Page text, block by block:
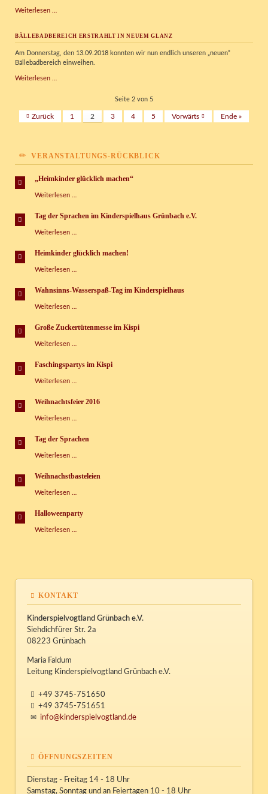
Weiterlesen …
Kinderspielhaus
BÄLLEBADBEREICH ERSTRAHLT IN NEUEM GLANZ
Am Donnerstag, den 13.09.2018 konnten wir nun endlich unseren „neuen“
Bällebadbereich einweihen.
Weiterlesen …
Glanz
Seite 2 von 5
Zurück 1 2 3 4 5 Vorwärts Ende »
VERANSTALTUNGS-RÜCKBLICK
„Heimkinder glücklich machen“
Weiterlesen …
machen“
Tag der Sprachen im Kinderspielhaus Grünbach e.V.
Weiterlesen …
Sprachen
Kinderspielhaus
e.V.
Heimkinder glücklich machen!
Weiterlesen …
machen!
Wahnsinns-Wasserspaß-Tag im Kinderspielhaus
Weiterlesen …
Tag
Kinderspielhaus
Große Zuckertütenmesse im Kispi
Weiterlesen …
im
Faschingspartys im Kispi
Weiterlesen …
Kispi
Weihnachtsfeier 2016
Weiterlesen …
Tag der Sprachen
Weiterlesen …
Sprachen
Weihnachstbasteleien
Weiterlesen …
Halloweenparty
Weiterlesen …
KONTAKT
Kinderspielvogtland Grünbach e.V.
Siehdichfürer Str. 2a
08223 Grünbach
Maria Faldum
Leitung Kinderspielvogtland Grünbach e.V.
+49 3745-751650
+49 3745-751651
info@kinderspielvogtland.de
ÖFFNUNGSZEITEN
Dienstag - Freitag 14 - 18 Uhr
Samstag, Sonntag und an Feiertagen 10 - 18 Uhr